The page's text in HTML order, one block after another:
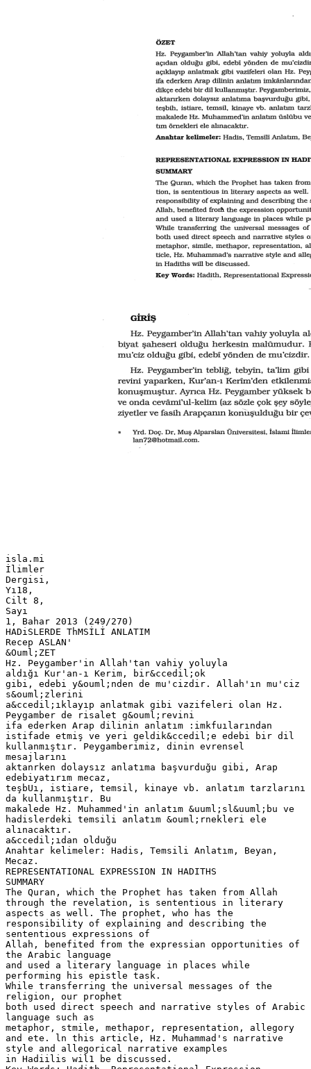
isla.mi
İlimler
Dergisi,
Yı18,
Cilt 8,
Sayı
1, Bahar 2013 (249/270)
HADiSLERDE ThMSİLİ ANLATIM
Recep ASLAN'
&Ouml;ZET
Hz. Peygamber'in Allah'tan vahiy yoluyla
aldığı Kur'an-ı Kerim, bir&ccedil;ok
gibi, edebi y&ouml;nden de mu'cizdir. Allah'ın mu'ciz
s&ouml;zlerini
a&ccedil;ıklayıp anlatmak gibi vazifeleri olan Hz.
Peygamber de risalet g&ouml;revini
ifa ederken Arap dilinin anlatım :imkfuılarından
istifade etmiş ve yeri geldik&ccedil;e edebi bir dil
kullanmıştır. Peygamberimiz, dinin evrensel
mesajlarını
aktanrken dolaysız anlatıma başvurduğu gibi, Arap
edebiyatırım mecaz,
teşbUı, istiare, temsil, kinaye vb. anlatım tarzlarını
da kullanmıştır. Bu
makalede Hz. Muhammed'in anlatım &uuml;sl&uuml;bu ve
hadislerdeki temsili anlatım &ouml;rnekleri ele
alınacaktır.
a&ccedil;ıdan olduğu
Anahtar kelimeler: Hadis, Temsili Anlatım, Beyan,
Mecaz.
REPRESENTATIONAL EXPRESSION IN HADITHS
SUMMARY
The Quran, which the Prophet has taken from Allah
through the revelation, is sententious in literary
aspects as well. The prophet, who has the
responsibility of explaining and describing the
sententious expressions of
Allah, benefited from the expressian opportunities of
the Arabic language
and used a literary language in places while
performing his epistle task.
While transferring the universal messages of the
religion, our prophet
both used direct speech and narrative styles of Arabic
language such as
metaphor, stmile, methapor, representation, allegory
and ete. ln this article, Hz. Muhammad's narrative
style and allegorical narrative examples
in Hadiilis wil1 be discussed.